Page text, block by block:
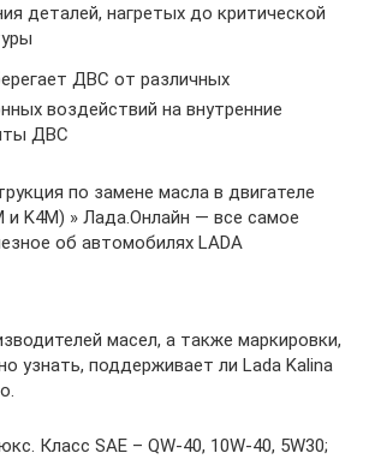
деталей, нагретых до критической
ДВС от различных
воздействий на внутренние
ДВС
по замене масла в двигателе
и K4M) » Лада.Онлайн — все самое
об автомобилях LADA
масел, а также маркировки,
узнать, поддерживает ли Lada Kalina
Класс SAE – QW-40, 10W-40, 5W30;